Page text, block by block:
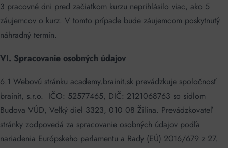
3 pracovné dni pred začiatkom kurzu neprihlásilo viac, ako 5
záujemcov o kurz. V tomto prípade bude záujemcom poskytnutý
náhradný termín.
VI. Spracovanie osobných údajov
6.1 Webovú stránku academy.brainit.sk prevádzkuje spoločnosť
brainit, s.r.o. IČO: 52577465, DIČ: 2121068763 so sídlom
Budova VÚD, Veľký diel 3323, 010 08 Žilina. Prevádzkovateľ
stránky zodpovedá za spracovanie osobných údajov podľa
nariadenia Európskeho parlamentu a Rady (EÚ) 2016/679 z 27.